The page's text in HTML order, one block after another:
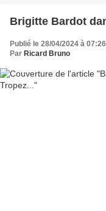
Brigitte Bardot
Publié le 28/04/2024 à 07:26
Par Ricard Bruno